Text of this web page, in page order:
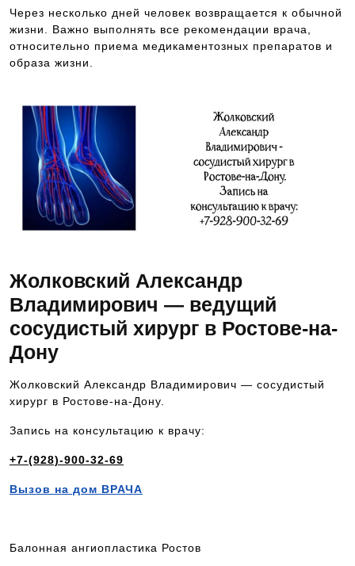
Через несколько дней человек возвращается к обычной
жизни. Важно выполнять все рекомендации врача,
относительно приема медикаментозных препаратов и
образа жизни.
Жолковский Александр
Владимирович — ведущий
сосудистый хирург в Ростове-на-
Дону
Жолковский Александр Владимирович — сосудистый
хирург в Ростове-на-Дону.
Запись на консультацию к врачу:
+7-(928)-900-32-69
Вызов на дом ВРАЧА
Балонная ангиопластика Ростов